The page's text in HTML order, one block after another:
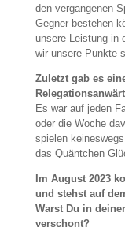
den vergangenen
Gegner bestehen
unsere Leistung in
wir unsere Punkte
Zuletzt gab es
Es war auf jeden
oder die Woche
spielen
das Quäntchen
Im August 2023
und stehst auf
Warst Du in
verschont?